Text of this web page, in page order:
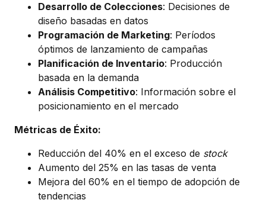
Desarrollo de Colecciones: Decisiones de
diseño basadas en datos
Programación de Marketing: Períodos
óptimos de lanzamiento de campañas
Planificación de Inventario: Producción
basada en la demanda
Análisis Competitivo: Información sobre el
posicionamiento en el mercado
Métricas de Éxito:
Reducción del 40% en el exceso de stock
Aumento del 25% en las tasas de venta
Mejora del 60% en el tiempo de adopción de
tendencias